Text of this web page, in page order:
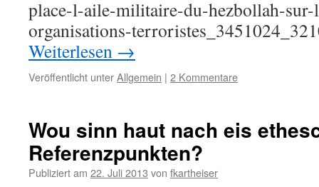
place-l-aile-militaire-du-hezbollah-sur-
organisations-
Weiterlesen →
Veröffentlicht unterAllgemein | 2 Kommentare
Wou sinn haut nach eis
Referenzpunkten?
Publiziert am 22. Juli 2013 von fkartheiser